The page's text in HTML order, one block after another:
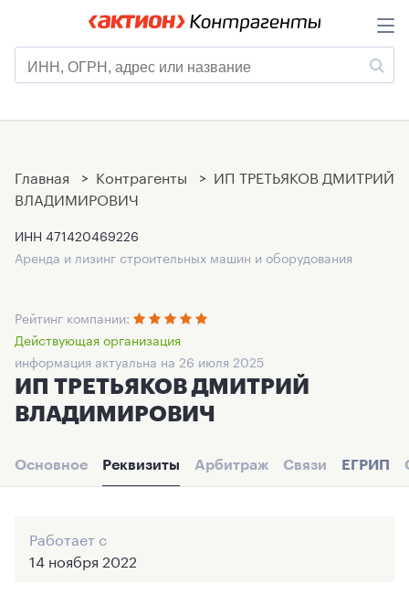
Главная > Контрагенты > ИП ТРЕТЬЯКОВ ДМИТРИЙ
ВЛАДИМИРОВИЧ
ИНН 471420469226
Аренда и лизинг строительных машин и оборудования
Рейтинг компании:
Действующая организация
информация актуальна на 26 июля 2025
ИП ТРЕТЬЯКОВ ДМИТРИЙ
ВЛАДИМИРОВИЧ
Основное Реквизиты Арбитраж Связи ЕГРИП
Работает с
14 ноября 2022